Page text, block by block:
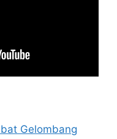
Gelombang